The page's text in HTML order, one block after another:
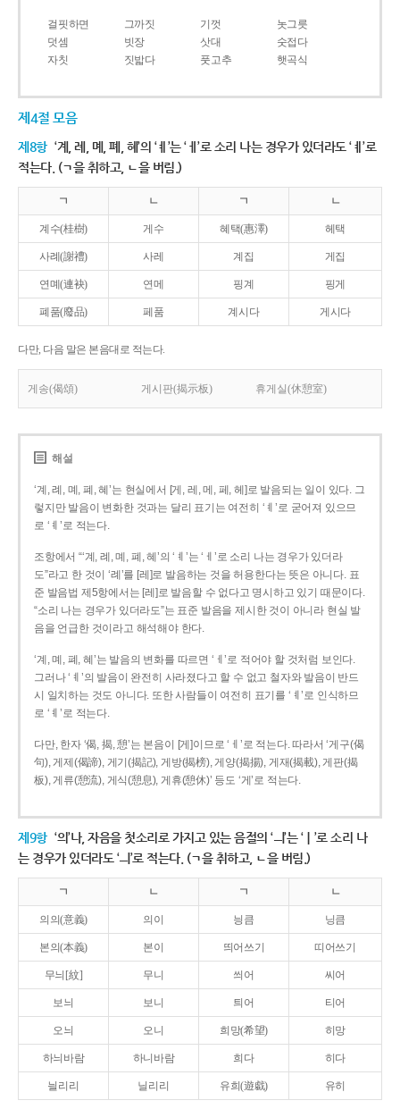
걸핏하면 그까짓 기껏
놋그릇
덧셈
빗장 삿대
숫접다
자칫
짓밟다 풋고추 햇곡식
제4절 모음
제8항 ‘계, 례, 몌, 폐, 혜’의 ‘ㅖ’는 ‘ㅔ’로 소리 나는 경우가 있더라도 ‘ㅖ’로
적는다. (ㄱ을 취하고, ㄴ을 버림.)
ㄱ ㄴ ㄱ ㄴ
계수(桂樹) 게수 혜택(惠澤) 헤택
사례(謝禮) 사레 계집 게집
연몌(連袂) 연메 핑계 핑게
폐품(廢品) 페품 계시다 게시다
다만, 다음 말은 본음대로 적는다.
게송(偈頌) 게시판(揭示板) 휴게실(休憩室)
해설
‘계, 례, 몌, 폐, 혜’는 현실에서 [게, 레, 메, 페, 헤]로 발음되는 일이 있다. 그
렇지만 발음이 변화한 것과는 달리 표기는 여전히 ‘ㅖ’로 굳어져 있으므
로 ‘ㅖ’로 적는다.
조항에서 “‘계, 례, 몌, 폐, 혜’의 ‘ㅖ’는 ‘ㅔ’로 소리 나는 경우가 있더라
도”라고 한 것이 ‘례’를 [레]로 발음하는 것을 허용한다는 뜻은 아니다. 표
준 발음법 제5항에서는 [레]로 발음할 수 없다고 명시하고 있기 때문이다.
“소리 나는 경우가 있더라도”는 표준 발음을 제시한 것이 아니라 현실 발
음을 언급한 것이라고 해석해야 한다.
‘계, 몌, 폐, 혜’는 발음의 변화를 따르면 ‘ㅔ’로 적어야 할 것처럼 보인다.
그러나 ‘ㅖ’의 발음이 완전히 사라졌다고 할 수 없고 철자와 발음이 반드
시 일치하는 것도 아니다. 또한 사람들이 여전히 표기를 ‘ㅖ’로 인식하므
로 ‘ㅖ’로 적는다.
다만, 한자 ‘偈, 揭, 憩’는 본음이 [게]이므로 ‘ㅔ’로 적는다. 따라서 ‘게구(偈
句), 게제(偈諦), 게기(揭記), 게방(揭榜), 게양(揭揚), 게재(揭載), 게판(揭
板), 게류(憩流), 게식(憩息), 게휴(憩休)’ 등도 ‘게’로 적는다.
제9항 ‘의’나, 자음을 첫소리로 가지고 있는 음절의 ‘ㅢ’는 ‘ㅣ’로 소리 나
는 경우가 있더라도 ‘ㅢ’로 적는다. (ㄱ을 취하고, ㄴ을 버림.)
ㄱ ㄴ ㄱ ㄴ
의의(意義) 의이 닁큼 닝큼
본의(本義) 본이 띄어쓰기 띠어쓰기
무늬[紋] 무니 씌어 씨어
보늬 보니 틔어 티어
오늬 오니 희망(希望) 히망
하늬바람 하니바람 희다 히다
늴리리 닐리리 유희(遊戱) 유히